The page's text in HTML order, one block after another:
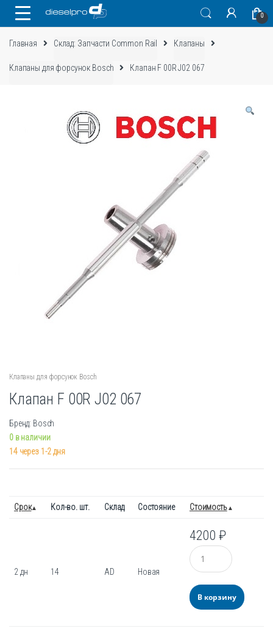
0
Главная Склад: Запчасти Common Rail Клапаны
Клапаны для форсунок Bosch Клапан F 00R J02 067
Клапаны для форсунок Bosch
Клапан F 00R J02 067
Бренд: Bosch
0 в наличии
14 через 1-2 дня
Срок Кол-во. шт. Склад Состояние Стоимость
2 дн 14 AD Новая
4200₽
Количество
В корзину